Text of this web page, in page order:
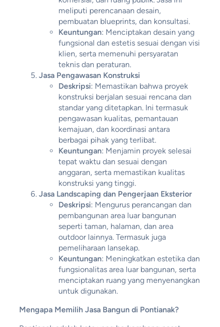
meliputi perencanaan desain,
pembuatan blueprints, dan konsultasi.
Keuntungan: Menciptakan desain yang
fungsional dan estetis sesuai dengan visi
klien, serta memenuhi persyaratan
teknis dan peraturan.
Jasa Pengawasan Konstruksi
Deskripsi: Memastikan bahwa proyek
konstruksi berjalan sesuai rencana dan
standar yang ditetapkan. Ini termasuk
pengawasan kualitas, pemantauan
kemajuan, dan koordinasi antara
berbagai pihak yang terlibat.
Keuntungan: Menjamin proyek selesai
tepat waktu dan sesuai dengan
anggaran, serta memastikan kualitas
konstruksi yang tinggi.
Jasa Landscaping dan Pengerjaan Eksterior
Deskripsi: Mengurus perancangan dan
pembangunan area luar bangunan
seperti taman, halaman, dan area
outdoor lainnya. Termasuk juga
pemeliharaan lansekap.
Keuntungan: Meningkatkan estetika dan
fungsionalitas area luar bangunan, serta
menciptakan ruang yang menyenangkan
untuk digunakan.
Mengapa Memilih Jasa Bangun di Pontianak?